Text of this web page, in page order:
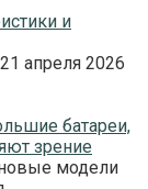
и
апреля 2026
батареи,
зрение
модели